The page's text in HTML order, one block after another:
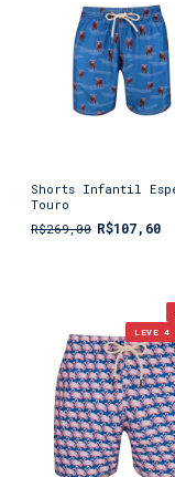
Shorts Infantil
Touro
R$269,00 R$107,60
LEVE 4